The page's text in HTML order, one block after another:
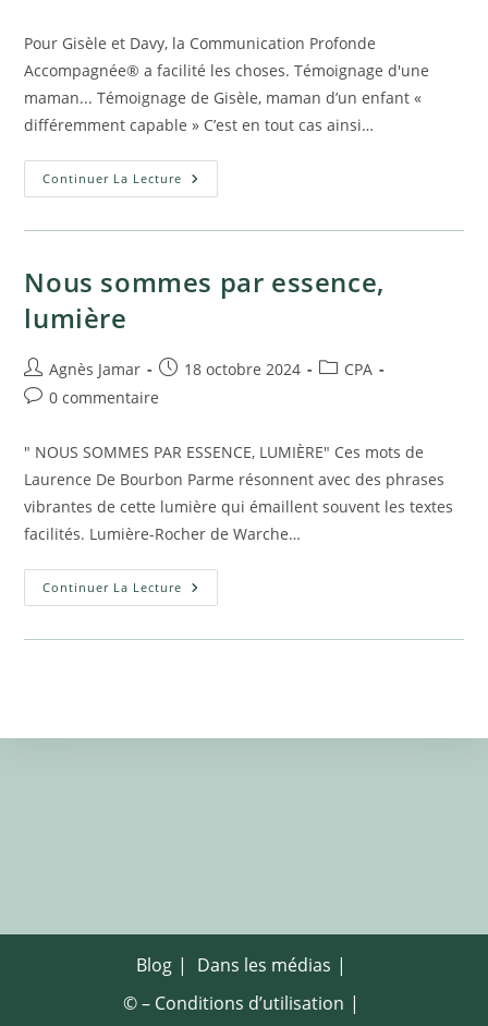
publication :
Pour Gisèle et Davy, la Communication Profonde
Accompagnée® a facilité les choses. Témoignage d'une
maman... Témoignage de Gisèle, maman d’un enfant «
différemment capable » C’est en tout cas ainsi…
Continuer La Lecture Un
Enfant
Nous sommes par essence,
lumière
Auteur/autrice
de
Agnès Jamar
Publication
18 octobre 2024
PostCPA
Commentaires
la
publication :
0 commentaire
" NOUS SOMMES PAR ESSENCE, LUMIÈRE" Ces mots de
Laurence De Bourbon Parme résonnent avec des phrases
vibrantes de cette lumière qui émaillent souvent les textes
facilités. Lumière-Rocher de Warche…
Continuer La Lecture Nous
Sommes
Blog
Dans les médias
© – Conditions d’utilisation